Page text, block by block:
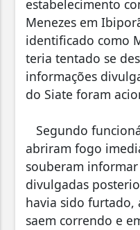
estabelecimento
Menezes em
identificado como
teria tentado se
informações
do Siate foram
Segundo
abriram fogo
souberam
divulgadas
havia sido furtado,
saem correndo e